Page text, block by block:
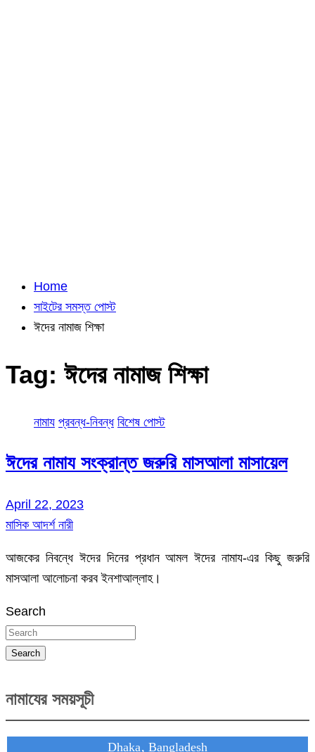
Home
সাইটের সমস্ত পোস্ট
ঈদের নামাজ শিক্ষা
Tag: ঈদের নামাজ শিক্ষা
নামায প্রবন্ধ-নিবন্ধ বিশেষ পোস্ট
ঈদের নামায সংক্রান্ত জরুরি মাসআলা মাসায়েল
April 22, 2023
মাসিক আদর্শ নারী
আজকের নিবন্ধে ঈদের দিনের প্রধান আমল ঈদের নামায-এর কিছু জরুরি
মাসআলা আলোচনা করব ইনশাআল্লাহ।
Search
Search
নামাযের সময়সূচী
Dhaka, Bangladesh